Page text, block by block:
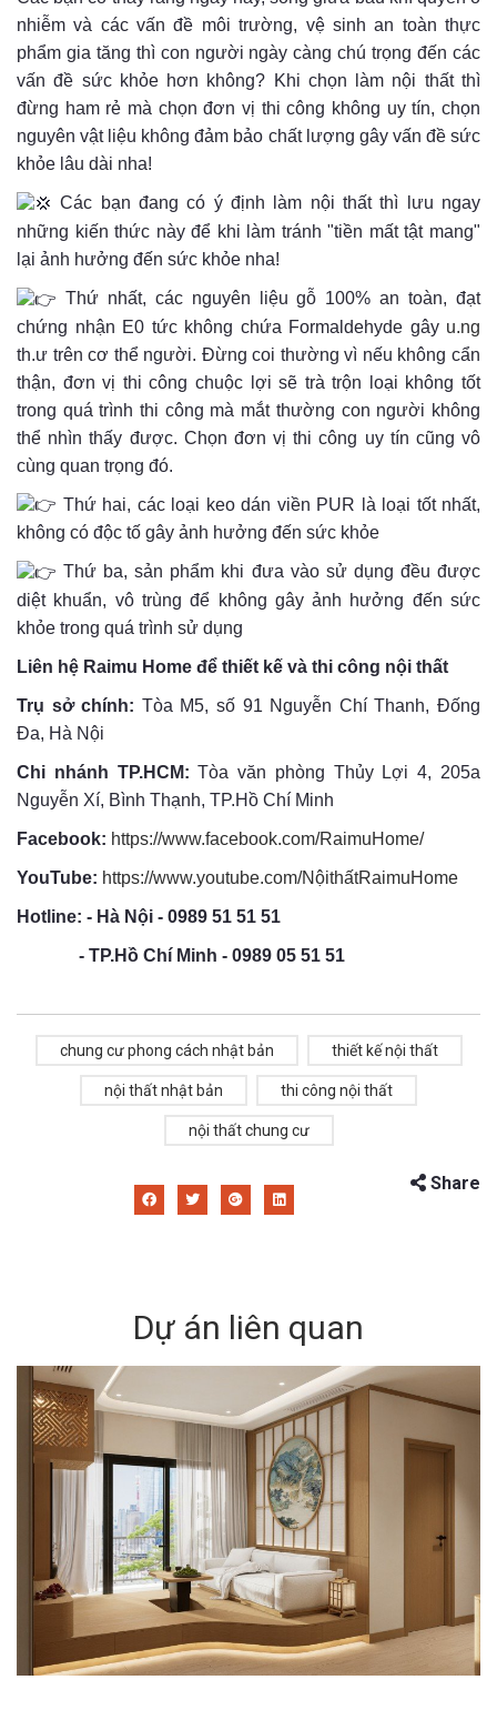
nhiễm và các vấn đề môi trường, vệ sinh an toàn thực
phẩm gia tăng thì con người ngày càng chú trọng đến các
vấn đề sức khỏe hơn không? Khi chọn làm nội thất thì
đừng ham rẻ mà chọn đơn vị thi công không uy tín, chọn
nguyên vật liệu không đảm bảo chất lượng gây vấn đề sức
khỏe lâu dài nha!
Các bạn đang có ý định làm nội thất thì lưu ngay
những kiến thức này để khi làm tránh "tiền mất tật mang"
lại ảnh hưởng đến sức khỏe nha!
Thứ nhất, các nguyên liệu gỗ 100% an toàn, đạt
chứng nhận E0 tức không chứa Formaldehyde gây u.ng
th.ư trên cơ thể người. Đừng coi thường vì nếu không cẩn
thận, đơn vị thi công chuộc lợi sẽ trà trộn loại không tốt
trong quá trình thi công mà mắt thường con người không
thể nhìn thấy được. Chọn đơn vị thi công uy tín cũng vô
cùng quan trọng đó.
Thứ hai, các loại keo dán viền PUR là loại tốt nhất,
không có độc tố gây ảnh hưởng đến sức khỏe
Thứ ba, sản phẩm khi đưa vào sử dụng đều được
diệt khuẩn, vô trùng để không gây ảnh hưởng đến sức
khỏe trong quá trình sử dụng
Liên hệ Raimu Home để thiết kế và thi công nội thất
Trụ sở chính: Tòa M5, số 91 Nguyễn Chí Thanh, Đống
Đa, Hà Nội
Chi nhánh TP.HCM:Tòa văn phòng Thủy Lợi 4, 205a
Nguyễn Xí, Bình Thạnh, TP.Hồ Chí Minh
Facebook: https://www.facebook.com/RaimuHome/
YouTube: https://www.youtube.com/NộithấtRaimuHome
Hotline: - Hà Nội - 0989 51 51 51
- TP.Hồ Chí Minh - 0989 05 51 51
chung cư phong cách nhật bản thiết kế nội thất
nội thất nhật bản thi công nội thất
nội thất chung cư
Share
Dự án liên quan